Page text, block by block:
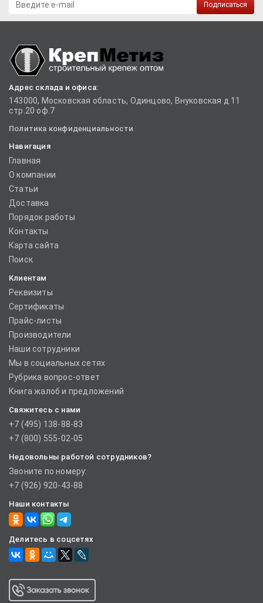
Подписаться
Адрес склада и офиса:
143000, Московская область, Одинцово, Внуковская д.11
стр.20 оф.7
Политика конфиденциальности
Навигация
Главная
О компании
Статьи
Доставка
Порядок работы
Контакты
Карта сайта
Поиск
Клиентам
Реквизиты
Сертификаты
Прайс-листы
Производители
Наши сотрудники
Мы в социальных сетях
Рубрика вопрос-ответ
Книга жалоб и предложений
Свяжитесь с нами
+7 (495) 138-88-83
+7 (800) 555-02-05
Недовольны работой сотрудников?
Звоните по номеру:
+7 (926) 920-43-88
Наши контакты
Делитесь в соцсетях